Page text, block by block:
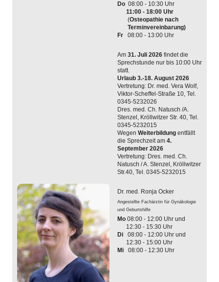
Do 08:00 - 10:30 Uhr
11:00 - 18:00 Uhr
(Osteopathie nach
Terminvereinbarung)
Fr
08:00 - 13:00 Uhr
Am 31. Juli 2026 findet die
Sprechstunde nur bis 10:00 Uhr
statt.
Urlaub 3.-18. August 2026
Vertretung: Dr. med. Vera Wolf,
Viktor-Scheffel-Straße 10, Tel.
0345-5232026
Dres. med. Ch. Natusch /A.
Stenzel, Kröllwitzer Str. 40, Tel.
0345-5232015
Wegen Weiterbildung entfällt
die Sprechzeit am 4.
September 2026
Vertretung: Dres. med. Ch.
Natusch / A. Stenzel, Kröllwitzer
Str.40, Tel. 0345-5232015
Dr. med. Ronja Ocker
Angestellte Fachärztin für Gynäkologie
und Geburtshilfe
Mo 08:00 - 12:00 Uhr und
12:30 - 15:30 Uhr
Di 08:00 - 12:00 Uhr und
12:30 - 15:00 Uhr
Mi 08:00 - 12:30 Uhr